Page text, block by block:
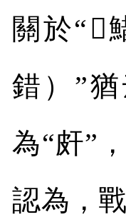
關於“ 𩸍
錯） ”猶
為“皯”
認為，